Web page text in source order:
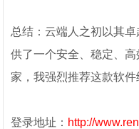
总结：云端人之初以其
供了一个安全、稳定、
家，我强烈推荐这款软件
登录地址： http://